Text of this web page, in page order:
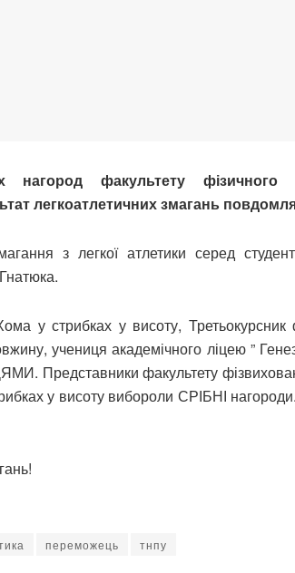
нагород факультету
легкоатлетичних змагань
з легкої атлетики серед
у стрибках у висоту, Третьокурсник
учениця академічного ліцею ”
Представники факультету
у висоту вибороли СРІБНІ
переможець тнпу